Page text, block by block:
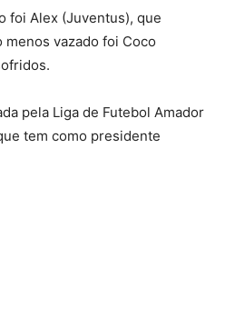
foi Alex (Juventus), que
vazado foi Coco
pela Liga de Futebol Amador
tem como presidente